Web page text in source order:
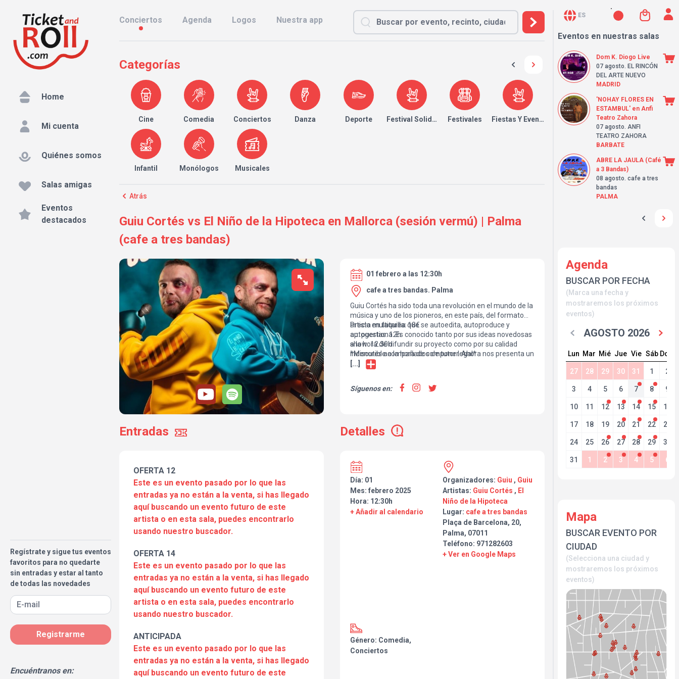
Home
Mi cuenta
Quiénes somos
Salas amigas
Eventos
destacados
Regístrate y sigue tus eventos
favoritos para no quedarte
sin entradas y estar al tanto
de todas las novedades
Registrarme
Encuéntranos en:
Conciertos Agenda Logos Nuestra app
Categorías
Cine Comedia Conciertos Danza Deporte Festival Solidario Festivales Fiestas Y Eventos
Infantil Monólogos Musicales
Atrás
Guiu Cortés vs El Niño de la Hipoteca en Mallorca (sesión vermú) | Palma
(cafe a tres bandas)
01 febrero a las 12:30h
cafe a tres bandas. Palma
Guiu Cortés ha sido toda una revolución en el mundo de la
música y uno de los pioneros, en este país, del formato
artista multitarea que se autoedita, autoproduce y
autogestiona. Es conocido tanto por sus ideas novedosas
a la hora de difundir su proyecto como por su calidad
indiscutible a la hora de componer. Ahora nos presenta un
nuevo show que aúna la música, el humor, un juego de
ternura, todo a la vez.
Precio en taquilla: 18€
ap. puertas: 12h
show: 12.30h
*Menores acompañados de tutor legal*
[...]
Síguenos en:
Entradas Detalles
OFERTA 12
Este es un evento pasado por lo que las
entradas ya no están a la venta, si has llegado
aquí buscando un evento futuro de este
artista o en esta sala, puedes encontrarlo
usando nuestro buscador.
OFERTA 14
Este es un evento pasado por lo que las
entradas ya no están a la venta, si has llegado
aquí buscando un evento futuro de este
artista o en esta sala, puedes encontrarlo
usando nuestro buscador.
ANTICIPADA
Este es un evento pasado por lo que las
entradas ya no están a la venta, si has llegado
aquí buscando un evento futuro de este
Día: 01
Mes: febrero 2025
Hora: 12:30h
+ Añadir al calendario
Organizadores: Guiu , Guiu
Artistas: Guiu Cortés , El
Niño de la Hipoteca
Lugar: cafe a tres bandas
Plaça de Barcelona, 20,
Palma, 07011
Teléfono: 971282603
+ Ver en Google Maps
Género: Comedia,
Conciertos
ES
Eventos en nuestras salas
Dom K. Diogo Live
07 agosto. EL RINCÓN
DEL ARTE NUEVO
MADRID
'NOHAY FLORES EN
ESTAMBUL' en Anfi
Teatro Zahora
07 agosto. ANFI
TEATRO ZAHORA
BARBATE
ABRE LA JAULA (Café
a 3 Bandas)
08 agosto. cafe a tres
bandas
PALMA
Agenda
BUSCAR POR FECHA
(Marca una fecha y
mostraremos los próximos
eventos)
AGOSTO 2026
Lun Mar Mié Jue Vie Sáb Dom
27 28 29 30 31 1 2
3 4 5 6 7 8 9
10 11 12 13 14 15 16
17 18 19 20 21 22 23
24 25 26 27 28 29 30
31 1 2 3 4 5 6
Mapa
BUSCAR EVENTO POR
CIUDAD
(Selecciona una ciudad y
mostraremos los próximos
eventos)